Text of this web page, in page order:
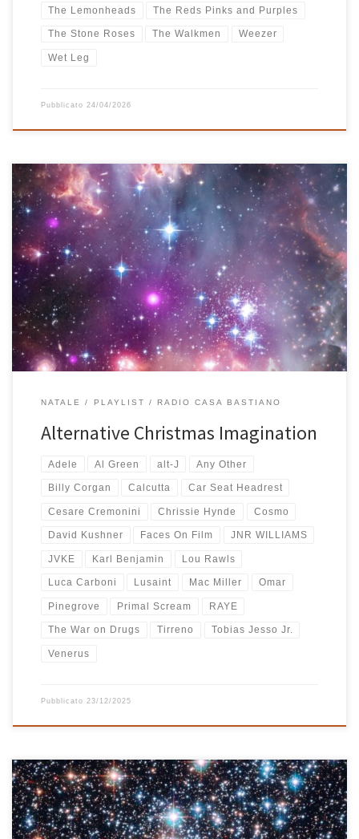
The Lemonheads The Reds Pinks and Purples
The Stone Roses The Walkmen Weezer
Wet Leg
Pubblicato 24/04/2026
E dopo la versione classica della playlist di questo Natale 2025,
ecco la versione alternativa, quella con le canzoni che non sono
tipicamente natalizie, ma che per me fanno Natale. Chi mi
conosce lo sa, quella della playlist di Natale è una tradizione
ormai antica iniziata nel 1998 in digitale, […]
NATALE PLAYLIST RADIO CASA BASTIANO
Alternative Christmas Imagination
Adele Al Green alt-J Any Other
Billy Corgan Calcutta Car Seat Headrest
Cesare Cremonini Chrissie Hynde Cosmo
David Kushner Faces On Film JNR WILLIAMS
JVKE Karl Benjamin Lou Rawls
Luca Carboni Lusaint Mac Miller Omar
Pinegrove Primal Scream RAYE
The War on Drugs Tirreno Tobias Jesso Jr.
Venerus
Pubblicato 23/12/2025
Era dal 2021 con Nice Xmas che non facevo la doppia playlist di